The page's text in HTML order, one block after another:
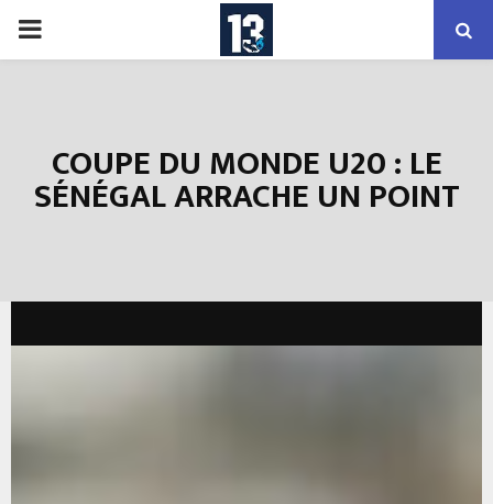
PRIMARY
COUPE DU MONDE U20 : LE
SÉNÉGAL ARRACHE UN POINT